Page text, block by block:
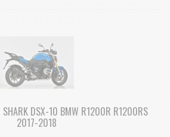
SHARK DSX-10 BMW R1200R R1200RS
2017-2018